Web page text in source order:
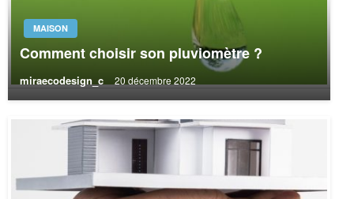
MAISON
Comment choisir son pluviomètre ?
miraecodesign_c 20 décembre 2022